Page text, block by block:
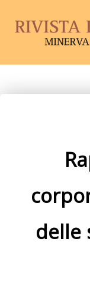
delle